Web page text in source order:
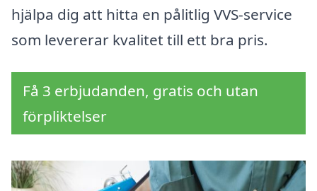
hjälpa dig att hitta en pålitlig VVS-service
som levererar kvalitet till ett bra pris.
Få 3 erbjudanden, gratis och utan
förpliktelser